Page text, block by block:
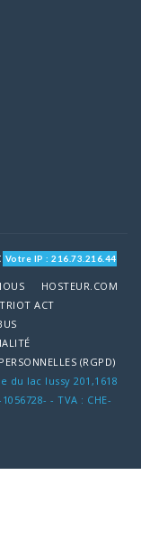
Votre IP : 216.73.216.44
HOSTEUR.COM
ACT
(RGPD)
du lac lussy 201,1618
- TVA : CHE-